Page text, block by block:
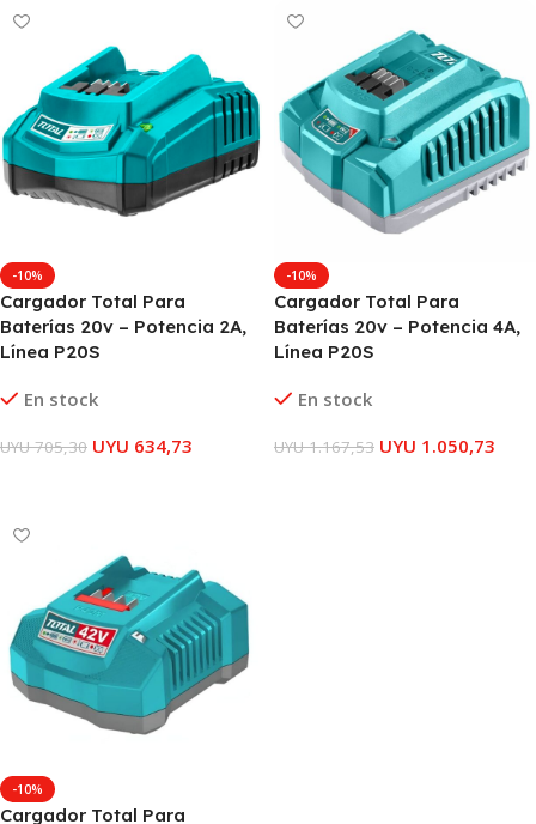
-10%
Cargador Total Para
Baterías 20v – Potencia 2A,
Línea P20S
En stock
UYU705,30 UYU 634,73
-10%
Cargador Total Para
Baterías 20v – Potencia 4A,
Línea P20S
En stock
UYU1.167,53 UYU 1.050,73
-10%
Cargador Total Para